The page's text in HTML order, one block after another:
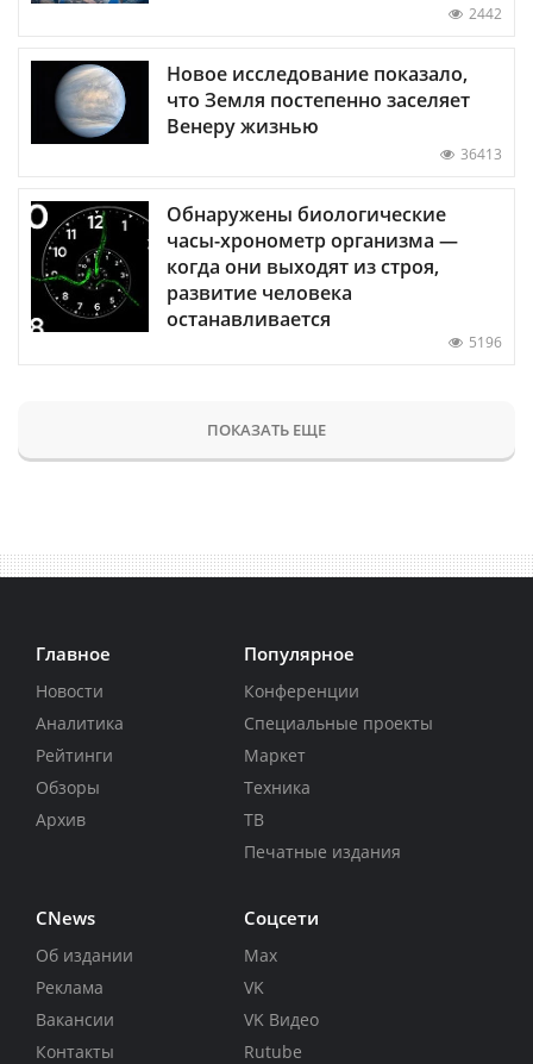
2442
Новое исследование показало,
что Земля постепенно заселяет
Венеру жизнью
36413
Обнаружены биологические
часы-хронометр организма —
когда они выходят из строя,
развитие человека
останавливается
5196
ПОКАЗАТЬ ЕЩЕ
Главное
Новости
Аналитика
Рейтинги
Обзоры
Архив
Популярное
Конференции
Специальные проекты
Маркет
Техника
ТВ
Печатные издания
CNews
Об издании
Реклама
Вакансии
Контакты
Соцсети
Max
VK
VK Видео
Rutube